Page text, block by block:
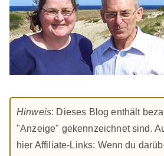
Hinweis: Dieses Blog enthält
"Anzeige" gekennzeichnet sind.
hier Affiliate-Links: Wenn du